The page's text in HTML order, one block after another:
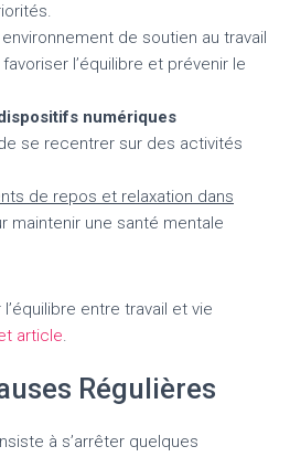
de soutien au travail
l’équilibre et prévenir le
numériques
se recentrer sur des activités
de repos et relaxation dans
maintenir une santé mentale
entre travail et vie
article.
Régulières
à s’arrêter quelques